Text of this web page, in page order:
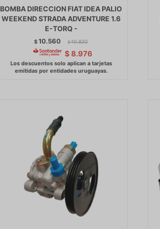
BOMBA DIRECCION FIAT IDEA PALIO
WEEKEND STRADA ADVENTURE 1.6
E-TORQ -
$10.560 $ 10.820
$ 8.976